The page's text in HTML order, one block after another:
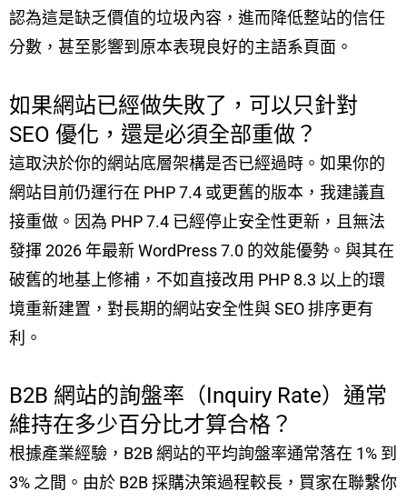
認為這是缺乏價值的垃圾內容，進而降低整站的信任
分數，甚至影響到原本表現良好的主語系頁面。
如果網站已經做失敗了，可以只針對
SEO 優化，還是必須全部重做？
這取決於你的網站底層架構是否已經過時。如果你的
網站目前仍運行在 PHP 7.4 或更舊的版本，我建議直
接重做。因為 PHP 7.4 已經停止安全性更新，且無法
發揮 2026 年最新 WordPress 7.0 的效能優勢。與其在
破舊的地基上修補，不如直接改用 PHP 8.3 以上的環
境重新建置，對長期的網站安全性與 SEO 排序更有
利。
B2B 網站的詢盤率（Inquiry Rate）通常
維持在多少百分比才算合格？
根據產業經驗，B2B 網站的平均詢盤率通常落在 1% 到
3% 之間。由於 B2B 採購決策過程較長，買家在聯繫你